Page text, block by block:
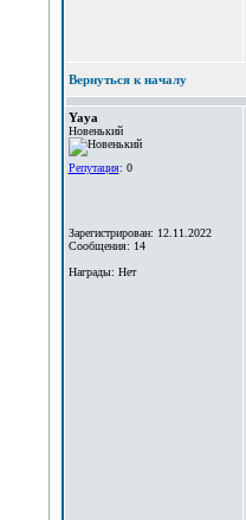
Вернуться к началу
Yaya
Новенький
Репутация: 0
Зарегистрирован: 12.11.2022
Сообщения: 14
Награды: Нет